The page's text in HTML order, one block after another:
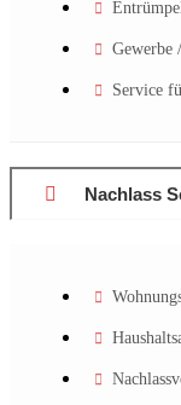
Gewerbe
Service
Nachlass